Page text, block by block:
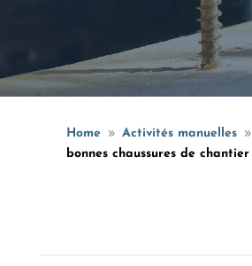
Home 9 Activités manuelles 9
bonnes chaussures de chantier